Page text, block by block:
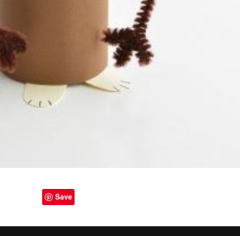
Save